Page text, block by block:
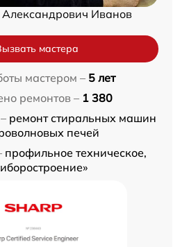
Александрович Иванов
мастера
мастером – 5 лет
ремонтов – 1 380
ремонт стиральных машин
печей
профильное техническое,